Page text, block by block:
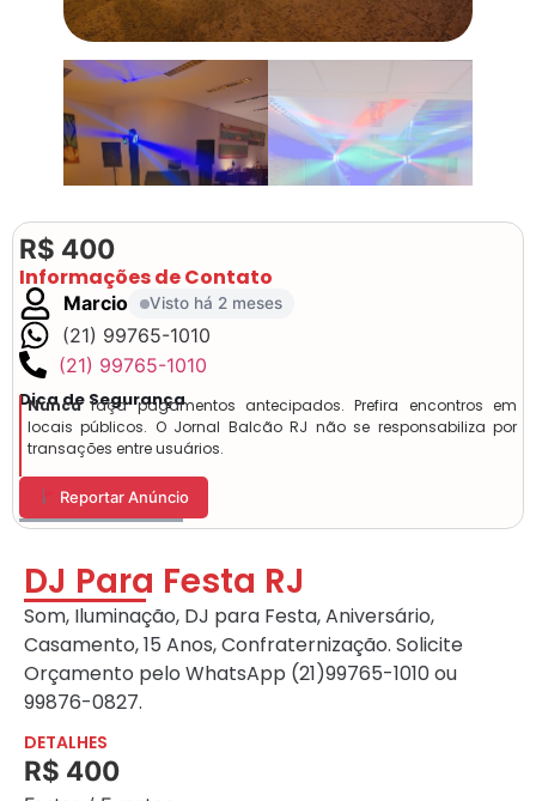
R$ 400
Informações de Contato
Marcio Visto há 2 meses
(21) 99765-1010
(21) 99765-1010
Dica de Segurança
Nuncafaça pagamentos antecipados. Prefira encontros em
locais públicos. O Jornal Balcão RJ não se responsabiliza por
transações entre usuários.
Reportar Anúncio
DJ Para Festa RJ
Som, Iluminação, DJ para Festa, Aniversário,
Casamento, 15 Anos, Confraternização. Solicite
Orçamento pelo WhatsApp (21)99765-1010 ou
99876-0827.
DETALHES
R$ 400